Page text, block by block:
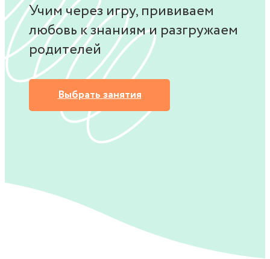
Учим через игру, прививаем
любовь к знаниям и разгружаем
родителей
Выбрать занятия